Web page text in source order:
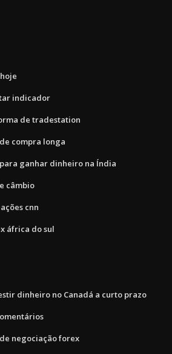
indicador
de tradestation
compra longa
ganhar dinheiro na Índia
câmbio
cnn
áfrica do sul
dinheiro no Canadá a curto prazo
negociação forex